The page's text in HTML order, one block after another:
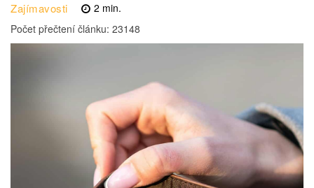
Zajímavosti 2 min.
Počet přečtení článku: 23148